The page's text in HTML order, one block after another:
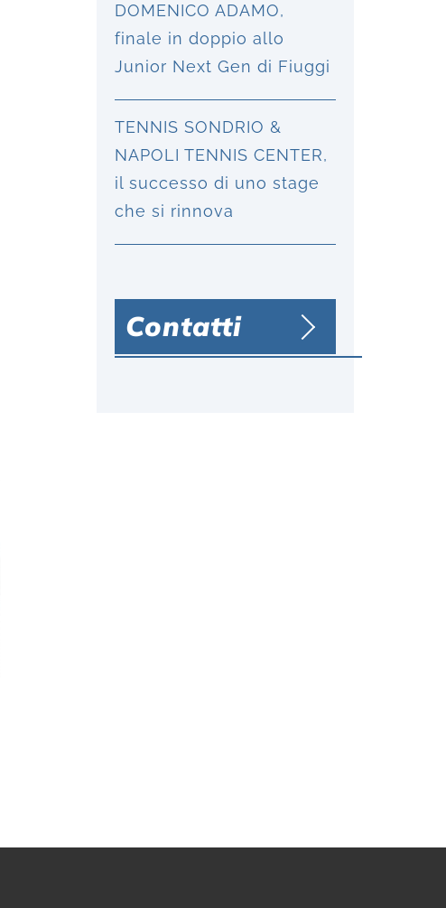
DOMENICO ADAMO,
finale in doppio allo
Junior Next Gen di Fiuggi
TENNIS SONDRIO &
NAPOLI TENNIS CENTER,
il successo di uno stage
che si rinnova
Contatti